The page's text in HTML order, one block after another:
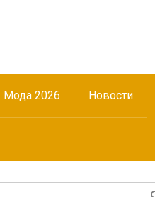
Мода 2026 Новости